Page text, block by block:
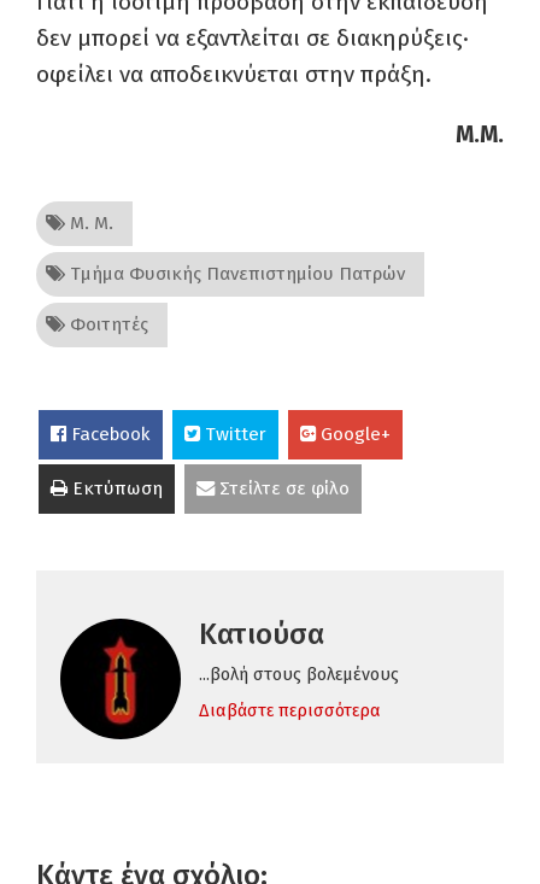
δεν μπορεί να εξαντλείται σε διακηρύξεις·
οφείλει να αποδεικνύεται στην πράξη.
Μ.M.
Μ. Μ.
Τμήμα Φυσικής Πανεπιστημίου Πατρών
Φοιτητές
Facebook Twitter Google+
Εκτύπωση Στείλτε σε φίλο
Κατιούσα
...βολή στους βολεμένους
Διαβάστε περισσότερα
Κάντε ένα σχόλιο: